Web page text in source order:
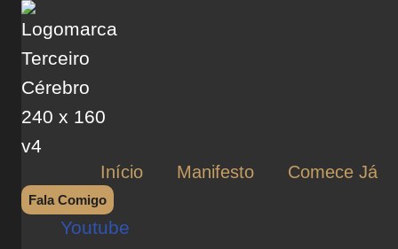
Início Manifesto Comece Já
Fala Comigo
Youtube